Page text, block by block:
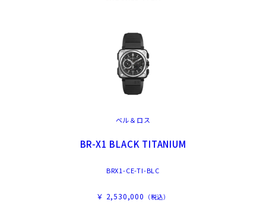
ベル＆ロス
BR-X1 BLACK TITANIUM
BRX1-CE-TI-BLC
￥ 2,530,000 （税込）